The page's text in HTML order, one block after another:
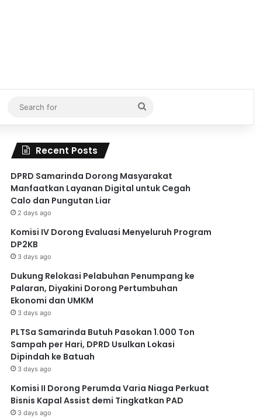
Search
for
Recent Posts
DPRD Samarinda Dorong Masyarakat
Manfaatkan Layanan Digital untuk Cegah
Calo dan Pungutan Liar
2 days ago
Komisi IV Dorong Evaluasi Menyeluruh Program
DP2KB
3 days ago
Dukung Relokasi Pelabuhan Penumpang ke
Palaran, Diyakini Dorong Pertumbuhan
Ekonomi dan UMKM
3 days ago
PLTSa Samarinda Butuh Pasokan 1.000 Ton
Sampah per Hari, DPRD Usulkan Lokasi
Dipindah ke Batuah
3 days ago
Komisi II Dorong Perumda Varia Niaga Perkuat
Bisnis Kapal Assist demi Tingkatkan PAD
3 days ago